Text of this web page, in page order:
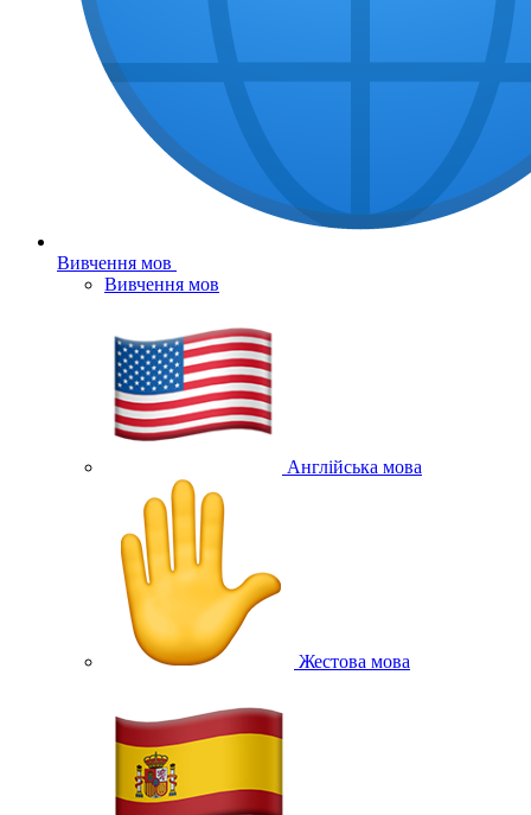
Вивчення мов
Вивчення мов
Англійська мова
Жестова мова